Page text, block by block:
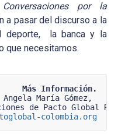
Conversaciones por la
a pasar del discurso a la
deporte, la banca y la
que necesitamos.
Más Información.
Angela María Gómez,
de Pacto Global
colombia.org